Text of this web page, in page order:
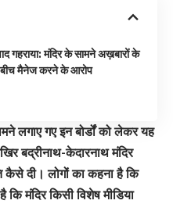
गहराया: मंदिर के सामने अख़बारों के
बीच मैनेज करने के आरोप
लगाए गए इन बोर्डों को लेकर यह
बद्रीनाथ-केदारनाथ मंदिर
कैसे दी। लोगों का कहना है कि
मंदिर किसी विशेष मीडिया